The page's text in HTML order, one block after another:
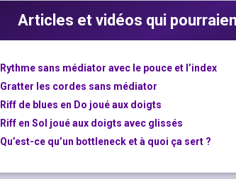
Articles et vidéos qui
Rythme sans médiator avec le pouce et l’index
Gratter les cordes sans médiator
Riff de blues en Do joué aux doigts
Riff en Sol joué aux doigts avec glissés
Qu’est-ce qu’un bottleneck et à quoi ça sert ?